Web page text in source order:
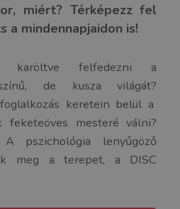
miért? Térképezz fel
a mindennapjaidon is!
karöltve felfedezni a
de kusza világát?
keretein belül a
feketeöves mesteré válni?
pszichológia lenyűgöző
meg a terepet, a DISC